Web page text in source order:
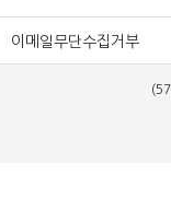
이메일무단수집거부